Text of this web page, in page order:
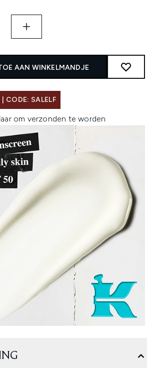
AAN WINKELMANDJE
CODE: SALELF
om verzonden te worden